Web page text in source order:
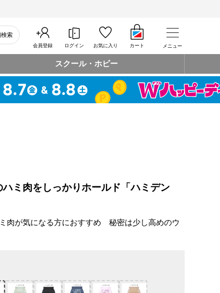
索
会員登録 ログイン お気に入り カート メニュー
スクール・ホビー
ミ肉をしっかりホールド「ハミデン
肉が気になる方におすすめ 秘密は少し高めのウ